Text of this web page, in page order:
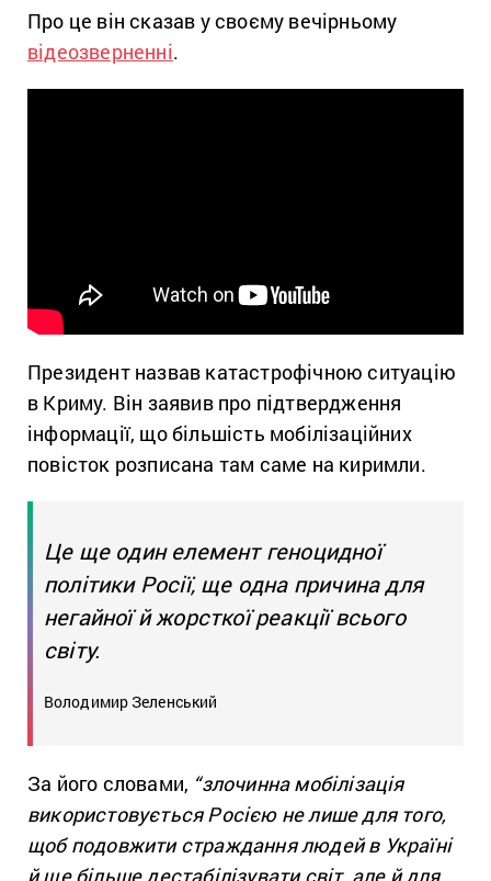
Про це він сказав у своєму вечірньому
відеозверненні.
Президент назвав катастрофічною ситуацію
в Криму. Він заявив про підтвердження
інформації, що більшість мобілізаційних
повісток розписана там саме на киримли.
Це ще один елемент геноцидної
політики Росії, ще одна причина для
негайної й жорсткої реакції всього
світу.
Володимир Зеленський
За його словами, “злочинна мобілізація
використовується Росією не лише для того,
щоб подовжити страждання людей в Україні
й ще більше дестабілізувати світ, але й для